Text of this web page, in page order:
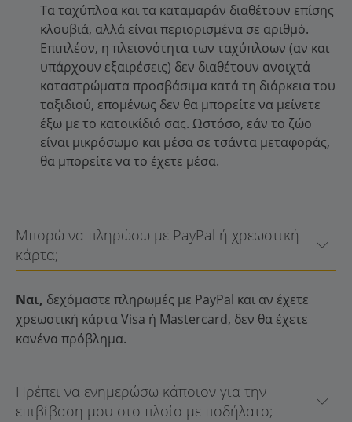
Τα ταχύπλοα και τα καταμαράν διαθέτουν επίσης
κλουβιά, αλλά είναι περιορισμένα σε αριθμό.
Επιπλέον, η πλειονότητα των ταχύπλοων (αν και
υπάρχουν εξαιρέσεις) δεν διαθέτουν ανοιχτά
καταστρώματα προσβάσιμα κατά τη διάρκεια του
ταξιδιού, επομένως δεν θα μπορείτε να μείνετε
έξω με το κατοικίδιό σας. Ωστόσο, εάν το ζώο
είναι μικρόσωμο και μέσα σε τσάντα μεταφοράς,
θα μπορείτε να το έχετε μέσα.
Μπορώ να πληρώσω με PayPal ή χρεωστική
κάρτα;
Ναι, δεχόμαστε πληρωμές με PayPal και αν έχετε
χρεωστική κάρτα Visa ή Mastercard, δεν θα έχετε
κανένα πρόβλημα.
Πρέπει να ενημερώσω κάποιον για την
επιβίβαση μου στο πλοίο με ποδήλατο;